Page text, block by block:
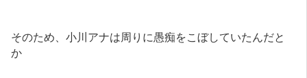
そのため、小川アナは周りに愚痴をこぼしていたんだと
か